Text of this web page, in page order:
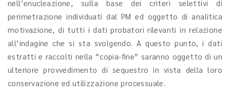
nell’enucleazione, sulla base dei criteri selettivi di
perimetrazione individuati dal PM ed oggetto di analitica
motivazione, di tutti i dati probatori rilevanti in relazione
all’indagine che si sta svolgendo. A questo punto, i dati
estratti e raccolti nella “copia-fine” saranno oggetto di un
ulteriore provvedimento di sequestro in vista della loro
conservazione ed utilizzazione processuale.